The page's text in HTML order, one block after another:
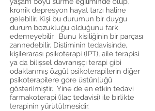
kronik depresyon hayat tarzı haline
gelebilir. Kişi bu durumun bir duygu
durum bozukluğu olduğunu fark
edemeyebilir. Bunu kişiliğinin bir parçası
zannedebilir. Distiminin tedavisinde,
kişilerarası psikoterapi (IPT), aile terapisi
ya da bilişsel davranışçı terapi gibi
odaklanmış özgül psikoterapilerin diğer
psikoterapilere göre üstünlüğü
gösterilmiştir. Yine de en etkin tedavi
farmakoterapi (ilaç tedavisi) ile birlikte
terapinin yürütülmesidir.